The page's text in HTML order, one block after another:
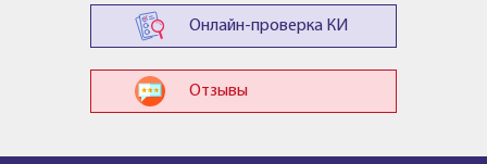
Онлайн-проверка КИ
Отзывы